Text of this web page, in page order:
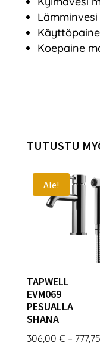
Lämminvesi
Koepaine
TUTUSTU
Ale!
TAPWELL
EVM069
PESUALLA
SHANA
306,00 € – 777,75